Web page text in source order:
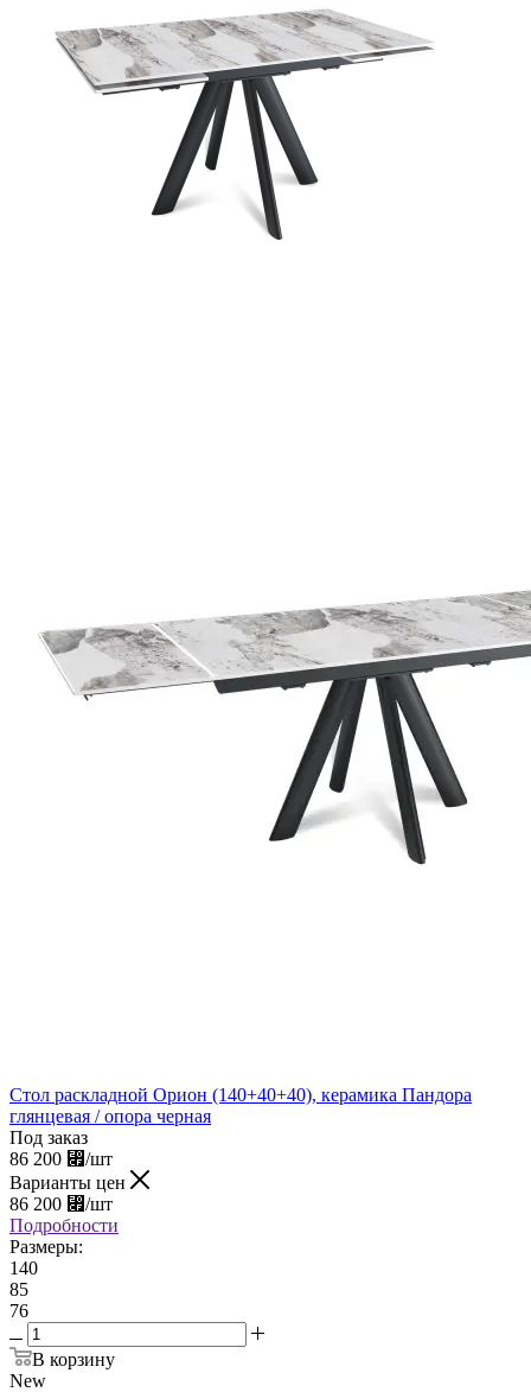
Стол раскладной Орион (140+40+40), керамика Пандора
глянцевая / опора черная
Под заказ
86 200 ⃏/шт
Варианты цен
86 200 ⃏/шт
Подробности
Размеры:
140
85
76
В корзину
New